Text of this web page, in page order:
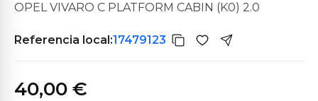
OPEL VIVARO C PLATFORM CABIN (K0) 2.0
Referencia local:17479123
40,00 €